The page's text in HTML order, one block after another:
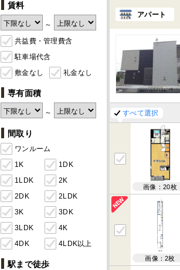
賃料
～
共益費・管理費含
駐車場代含
敷金なし
礼金なし
専有面積
～
間取り
ワンルーム
1K
1DK
1LDK
2K
2DK
2LDK
3K
3DK
3LDK
4K
4DK
4LDK以上
駅まで徒歩
アパート
すべて選択
画像：20枚
画像：2枚